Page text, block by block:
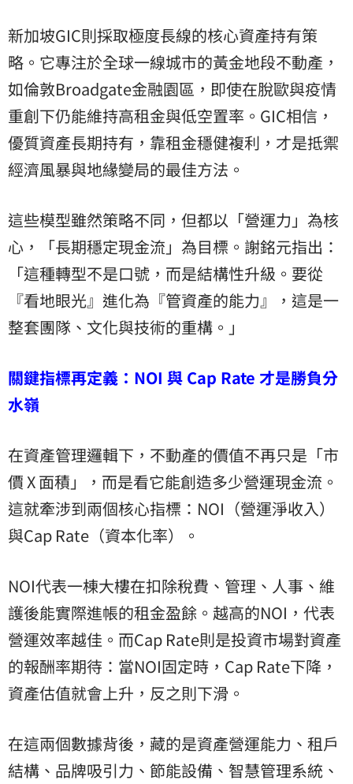
新加坡GIC則採取極度長線的核心資產持有策
略。它專注於全球一線城市的黃金地段不動產，
如倫敦Broadgate金融園區，即使在脫歐與疫情
重創下仍能維持高租金與低空置率。GIC相信，
優質資產長期持有，靠租金穩健複利，才是抵禦
經濟風暴與地緣變局的最佳方法。
這些模型雖然策略不同，但都以「營運力」為核
心，「長期穩定現金流」為目標。謝銘元指出：
「這種轉型不是口號，而是結構性升級。要從
『看地眼光』進化為『管資產的能力』，這是一
整套團隊、文化與技術的重構。」
關鍵指標再定義：NOI 與 Cap Rate 才是勝負分
水嶺
在資產管理邏輯下，不動產的價值不再只是「市
價 X 面積」，而是看它能創造多少營運現金流。
這就牽涉到兩個核心指標：NOI（營運淨收入）
與Cap Rate（資本化率）。
NOI代表一棟大樓在扣除稅費、管理、人事、維
護後能實際進帳的租金盈餘。越高的NOI，代表
營運效率越佳。而Cap Rate則是投資市場對資產
的報酬率期待：當NOI固定時，Cap Rate下降，
資產估值就會上升，反之則下滑。
在這兩個數據背後，藏的是資產營運能力、租戶
結構、品牌吸引力、節能設備、智慧管理系統、